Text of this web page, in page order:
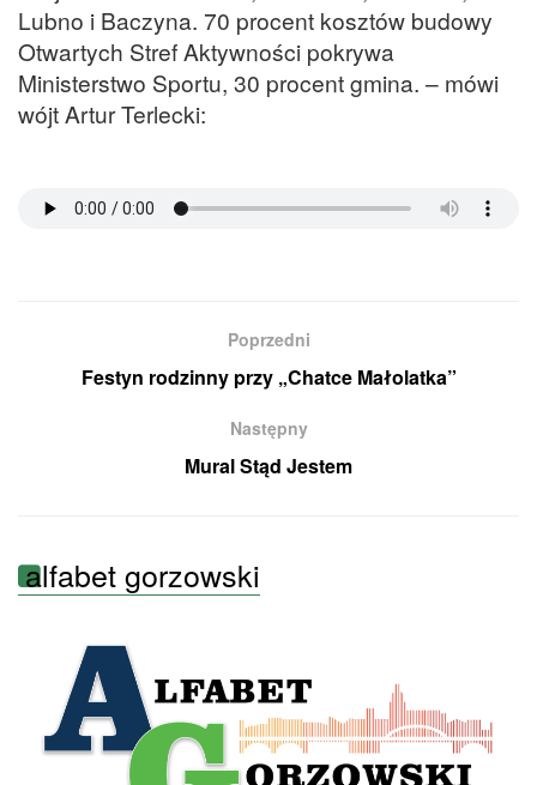
Lubno i Baczyna. 70 procent kosztów budowy
Otwartych Stref Aktywności pokrywa
Ministerstwo Sportu, 30 procent gmina. – mówi
wójt Artur Terlecki:
Poprzedni
Festyn rodzinny przy „Chatce Małolatka”
Następny
Mural Stąd Jestem
alfabet gorzowski